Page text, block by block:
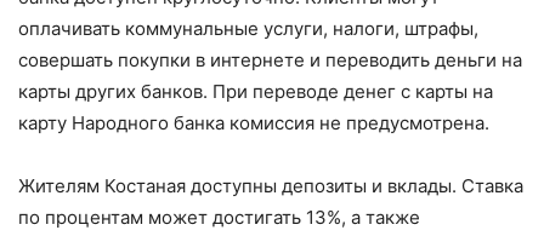
оплачивать коммунальные услуги, налоги, штрафы,
совершать покупки в интернете и переводить деньги на
карты других банков. При переводе денег с карты на
карту Народного банка комиссия не предусмотрена.
Жителям Костаная доступны депозиты и вклады. Ставка
по процентам может достигать 13%, а также